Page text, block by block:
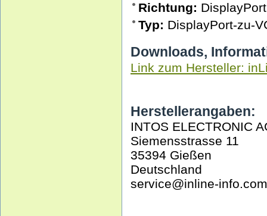
Richtung:
Typ: DisplayPort-zu-
Downloads,
Link zum Hersteller:
Herstellerangaben:
INTOS ELECTRONIC
Siemensstrasse 11
35394 Gießen
Deutschland
service@inline-info.com